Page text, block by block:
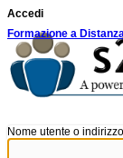
Accedi
Formazione a
Nome utente o